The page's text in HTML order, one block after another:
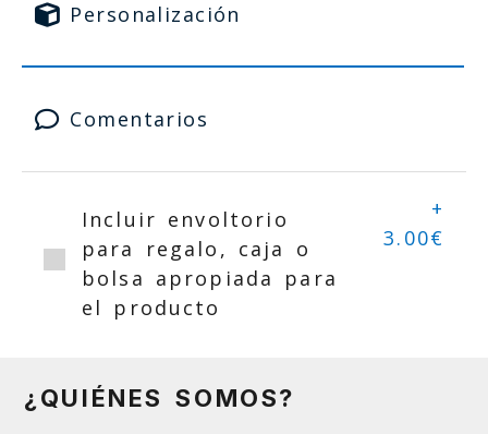
Personalización
Comentarios
Incluir envoltorio
para regalo, caja o
bolsa apropiada para
el producto
+
3.00€
¿QUIÉNES SOMOS?